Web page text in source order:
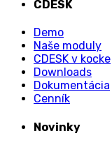
CDESK
Demo
Naše moduly
CDESK v kocke
Downloads
Dokumentácia
Cenník
Novinky